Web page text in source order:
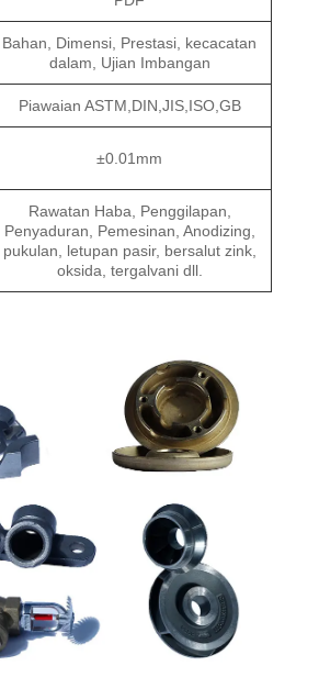
Bahan, Dimensi, Prestasi, kecacatan
dalam, Ujian Imbangan
Piawaian ASTM,DIN,JIS,ISO,GB
±0.01mm
Rawatan Haba, Penggilapan,
Penyaduran, Pemesinan, Anodizing,
pukulan, letupan pasir, bersalut zink,
oksida, tergalvani dll.